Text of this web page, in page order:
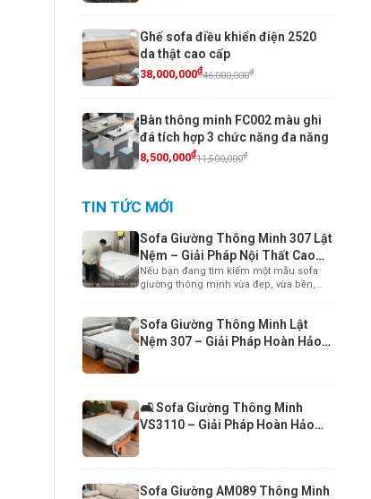
Ghế sofa điều khiển điện 2520
da thật cao cấp
38,000,000₫46,000,000₫
Bàn thông minh FC002 màu ghi
đá tích hợp 3 chức năng đa năng
8,500,000₫11,500,000₫
TIN TỨC MỚI
Sofa Giường Thông Minh 307 Lật
Nệm – Giải Pháp Nội Thất Cao
Cấp Cho Căn Hộ Chung Cư Hiện
Đại
Nếu bạn đang tìm kiếm một mẫu sofa
giường thông minh vừa đẹp, vừa bền,
Sofa Giường Thông Minh Lật
Nệm 307 – Giải Pháp Hoàn Hảo
🛋️ Sofa Giường Thông Minh
VS3110 – Giải Pháp Hoàn Hảo
Sofa Giường AM089 Thông Minh